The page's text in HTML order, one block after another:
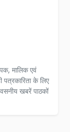
मालिक एवं
के लिए
खबरें पाठकों